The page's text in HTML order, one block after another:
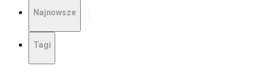
Najnowsze
Tagi